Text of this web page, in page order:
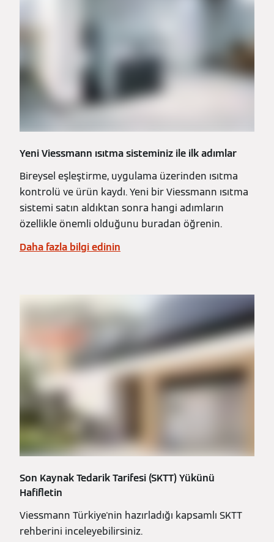
Yeni Viessmann ısıtma sisteminiz ile ilk adımlar
Bireysel eşleştirme, uygulama üzerinden ısıtma
kontrolü ve ürün kaydı. Yeni bir Viessmann ısıtma
sistemi satın aldıktan sonra hangi adımların
özellikle önemli olduğunu buradan öğrenin.
Daha fazla bilgi edinin
Son Kaynak Tedarik Tarifesi (SKTT) Yükünü
Hafifletin
Viessmann Türkiye'nin hazırladığı kapsamlı SKTT
rehberini inceleyebilirsiniz.